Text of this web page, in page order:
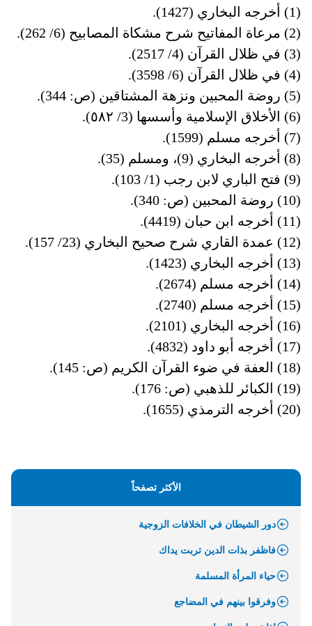
(1)
أخرجه البخاري (1427).
(2)
مرعاة المفاتيح شرح مشكاة المصابيح (6/ 262).
(3)
في ظلال القرآن (4/ 2517).
(4)
في ظلال القرآن (6/ 3598).
(5)
روضة المحبين ونزهة المشتاقين (ص: 344).
(6)
الأخلاق الإسلامية وأسسها (3/ ٥٨٢).
(7)
أخرجه مسلم (1599).
(8)
أخرجه البخاري (9)، ومسلم (35).
(9)
فتح الباري لابن رجب (1/ 103).
(10)
روضة المحبين (ص: 340).
(11)
أخرجه ابن حبان (4419).
(12)
عمدة القاري شرح صحيح البخاري (23/ 157).
(13)
أخرجه البخاري (1423).
(14)
أخرجه مسلم (2674).
(15)
أخرجه مسلم (2740).
(16)
أخرجه البخاري (2101).
(17)
أخرجه أبو داود (4832).
(18)
العفة في ضوء القرآن الكريم (ص: 145).
(19)
الكبائر للذهبي (ص: 176).
(20)
أخرجه الترمذي (1655).
الأكثر تصفحاً
دور الشيطان في الخلافات الزوجية
فاظفر بذات الدين تربت يداك
حياء المرأة المسلمة
وفرقوا بينهم في المضاجع